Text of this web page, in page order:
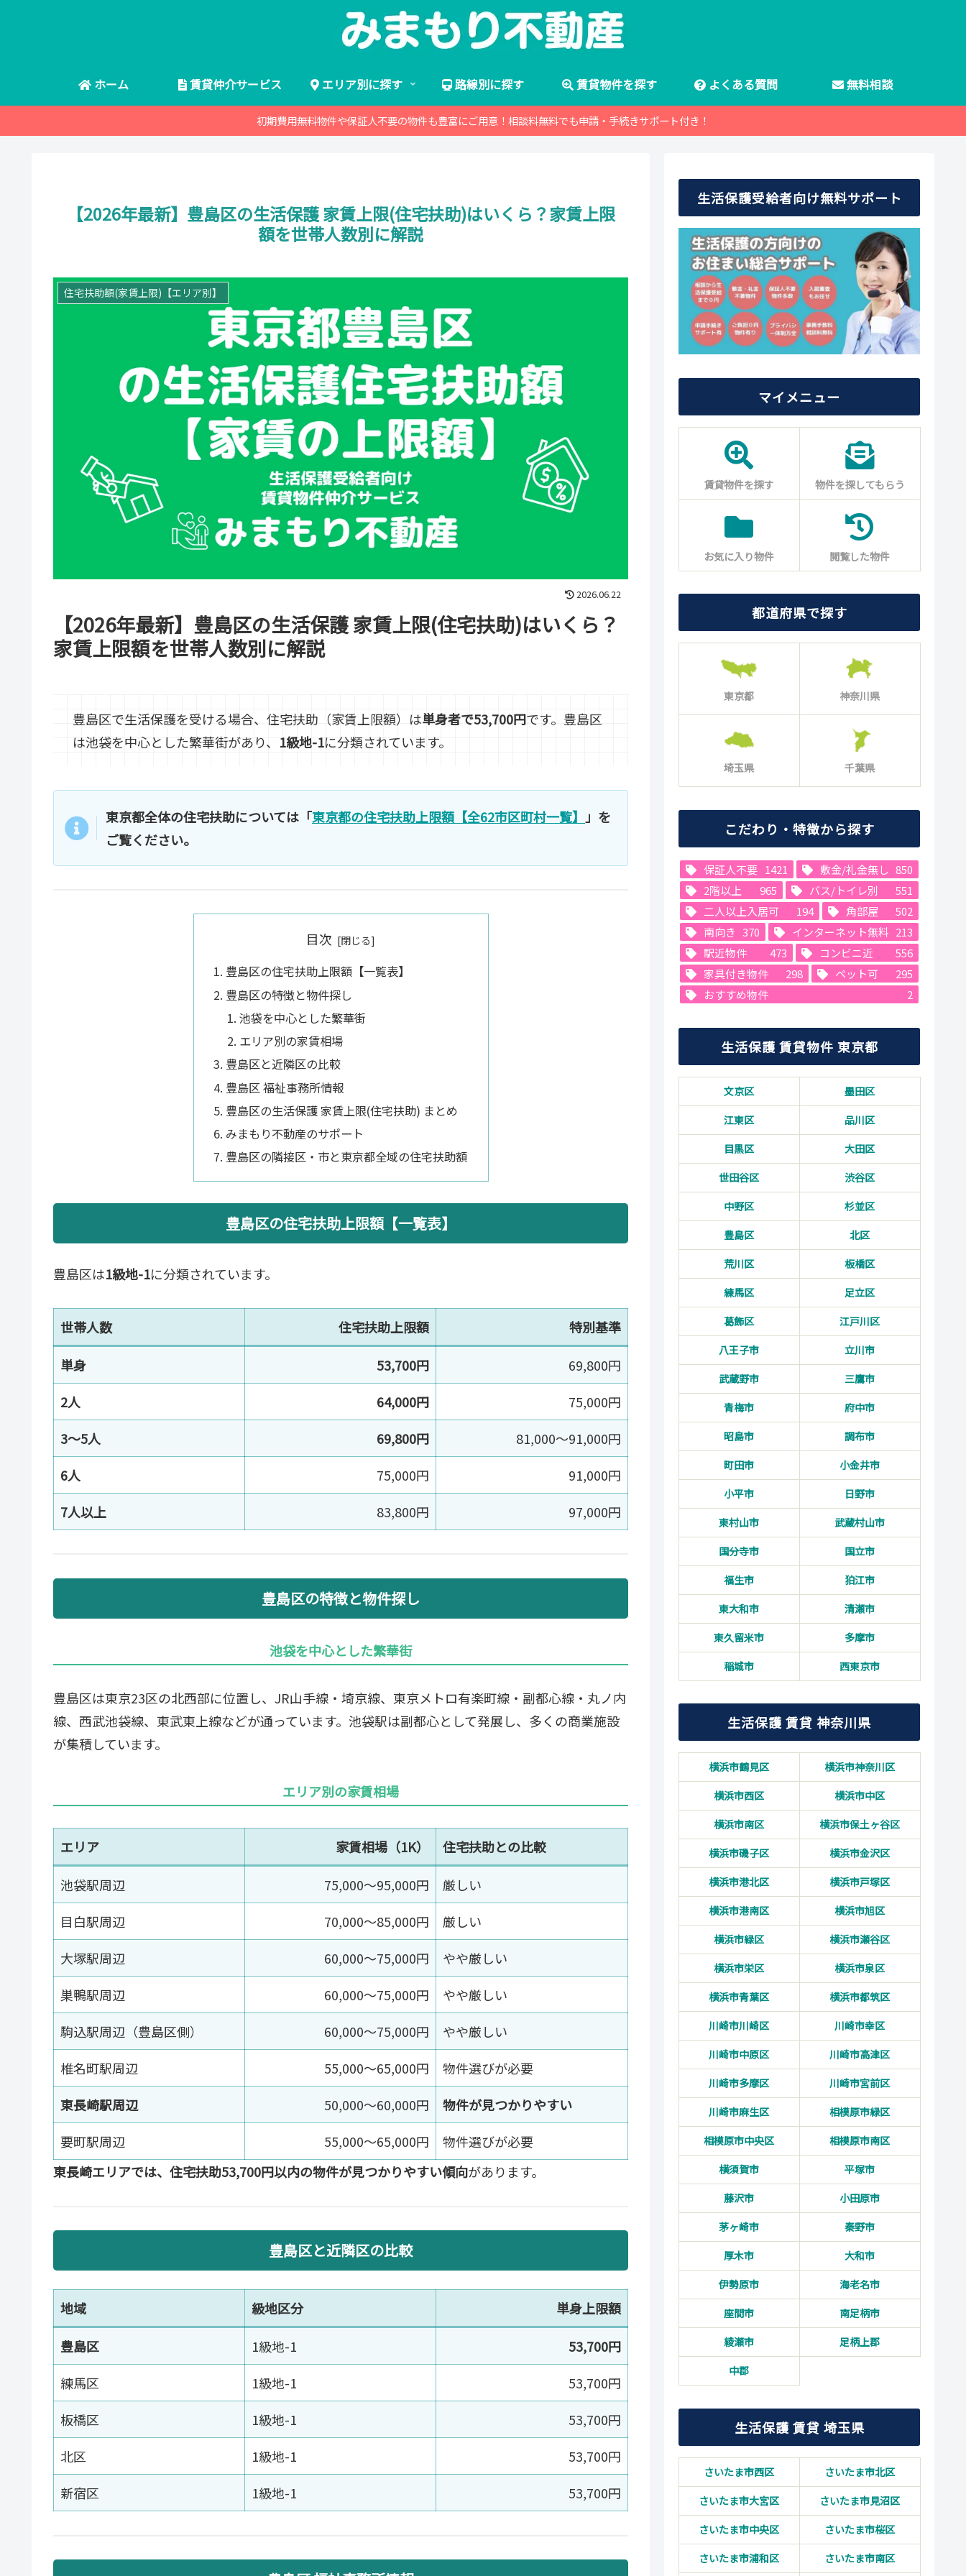
ホーム 賃貸仲介サービス エリア別に探す 路線別に探す 賃貸物件を探す よくある質問 無料相談
初期費用無料物件や保証人不要の物件も豊富にご用意！相談料無料でも申請・手続きサポート付き！
【2026年最新】豊島区の生活保護 家賃上限(住宅扶助)はいくら？家賃上限
額を世帯人数別に解説
住宅扶助額(家賃上限)【エリア別】
2026.06.22
【2026年最新】豊島区の生活保護 家賃上限(住宅扶助)はいくら？
家賃上限額を世帯人数別に解説
豊島区で生活保護を受ける場合、住宅扶助（家賃上限額）は単身者で53,700円です。豊島区
は池袋を中心とした繁華街があり、 1級地-1に分類されています。
東京都全体の住宅扶助については「東京都の住宅扶助上限額【全62市区町村一覧】
」を
ご覧ください。
目次
豊島区の住宅扶助上限額【一覧表】
豊島区の特徴と物件探し
池袋を中心とした繁華街
エリア別の家賃相場
豊島区と近隣区の比較
豊島区 福祉事務所情報
豊島区の生活保護 家賃上限(住宅扶助) まとめ
みまもり不動産のサポート
豊島区の隣接区・市と東京都全域の住宅扶助額
豊島区の住宅扶助上限額【一覧表】
豊島区は1級地-1に分類されています。
世帯人数 住宅扶助上限額 特別基準
単身 53,700円
69,800円
2人
64,000円
75,000円
3〜5人
69,800円
81,000〜91,000円
6人
75,000円
91,000円
7人以上
83,800円 97,000円
豊島区の特徴と物件探し
池袋を中心とした繁華街
豊島区は東京23区の北西部に位置し、JR山手線・埼京線、東京メトロ有楽町線・副都心線・丸ノ内
線、西武池袋線、東武東上線などが通っています。池袋駅は副都心として発展し、多くの商業施設
が集積しています。
エリア別の家賃相場
エリア 家賃相場（1K） 住宅扶助との比較
池袋駅周辺 75,000〜95,000円
厳しい
目白駅周辺
70,000〜85,000円
厳しい
大塚駅周辺
60,000〜75,000円
やや厳しい
巣鴨駅周辺
60,000〜75,000円
やや厳しい
駒込駅周辺（豊島区側）
60,000〜75,000円
やや厳しい
椎名町駅周辺
55,000〜65,000円
物件選びが必要
東長崎駅周辺
50,000〜60,000円
物件が見つかりやすい
要町駅周辺
55,000〜65,000円
物件選びが必要
東長崎エリアでは、住宅扶助53,700円以内の物件が見つかりやすい傾向があります。
豊島区と近隣区の比較
地域 級地区分 単身上限額
豊島区 1級地-1
53,700円
練馬区
1級地-1
53,700円
板橋区
1級地-1
53,700円
北区
1級地-1
53,700円
新宿区
1級地-1 53,700円
生活保護受給者向け無料サポート
マイメニュー
賃貸物件を探す 物件を探してもらう
お気に入り物件 閲覧した物件
都道府県で探す
東京都 神奈川県
埼玉県 千葉県
こだわり・特徴から探す
保証人不要 1421 敷金/礼金無し 850
2階以上
965 バス/トイレ別
551
二人以上入居可
194 角部屋
502
南向き 370 インターネット無料 213
駅近物件
473 コンビニ近
556
家具付き物件
298 ペット可
295
おすすめ物件
2
生活保護 賃貸物件 東京都
文京区
墨田区
江東区
品川区
目黒区
大田区
世田谷区
渋谷区
中野区
杉並区
豊島区
北区
荒川区
板橋区
練馬区
足立区
葛飾区
江戸川区
八王子市
立川市
武蔵野市
三鷹市
青梅市
府中市
昭島市
調布市
町田市
小金井市
小平市
日野市
東村山市
武蔵村山市
国分寺市
国立市
福生市
狛江市
東大和市
清瀬市
東久留米市
多摩市
稲城市
西東京市
生活保護 賃貸 神奈川県
横浜市鶴見区
横浜市神奈川区
横浜市西区
横浜市中区
横浜市南区
横浜市保土ヶ谷区
横浜市磯子区
横浜市金沢区
横浜市港北区
横浜市戸塚区
横浜市港南区
横浜市旭区
横浜市緑区
横浜市瀬谷区
横浜市栄区
横浜市泉区
横浜市青葉区
横浜市都筑区
川崎市川崎区
川崎市幸区
川崎市中原区
川崎市高津区
川崎市多摩区
川崎市宮前区
川崎市麻生区
相模原市緑区
相模原市中央区
相模原市南区
横須賀市
平塚市
藤沢市
小田原市
茅ヶ崎市
秦野市
厚木市
大和市
伊勢原市
海老名市
座間市
南足柄市
綾瀬市
足柄上郡
中郡
生活保護 賃貸 埼玉県
さいたま市西区
さいたま市北区
さいたま市大宮区
さいたま市見沼区
さいたま市中央区
さいたま市桜区
さいたま市浦和区
さいたま市南区